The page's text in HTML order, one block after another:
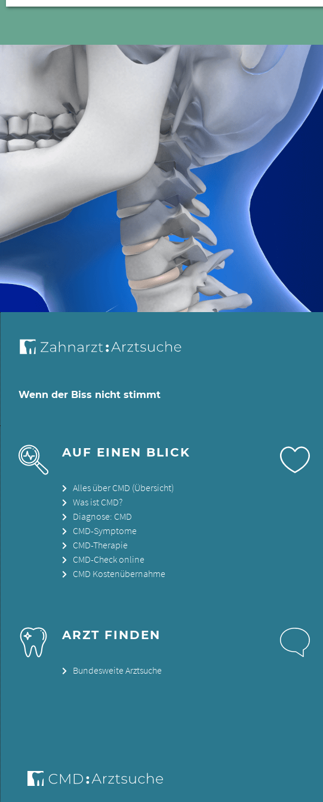
Wenn der Biss nicht stimmt
AUF EINEN BLICK
Alles über CMD (Übersicht)
Was ist CMD?
Diagnose: CMD
CMD-Symptome
CMD-Therapie
CMD-Check online
CMD Kostenübernahme
ARZT FINDEN
Bundesweite Arztsuche